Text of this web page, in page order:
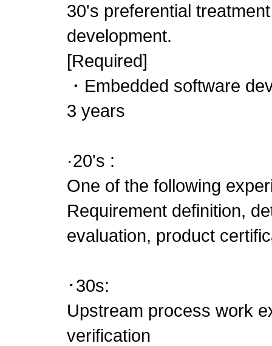
30's preferential
development.
[Required]
・Embedded software
3 years
·20's :
One of the following
Requirement definition,
evaluation, product
･30s:
Upstream process work
verification